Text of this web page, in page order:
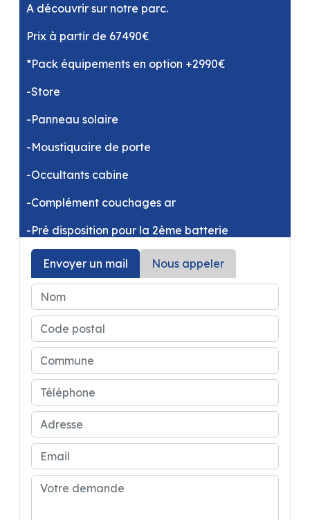
A découvrir sur notre parc.
Prix à partir de 67490€
*Pack équipements en option +2990€
-Store
-Panneau solaire
-Moustiquaire de porte
-Occultants cabine
-Complément couchages ar
-Pré disposition pour la 2ème batterie
Envoyer un mail Nous appeler